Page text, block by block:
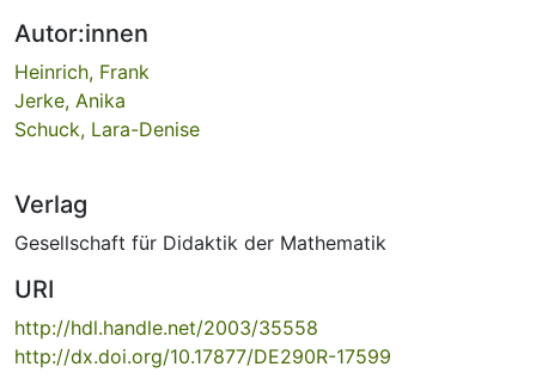
Autor:innen
Heinrich, Frank
Jerke, Anika
Schuck, Lara-Denise
Verlag
Gesellschaft für Didaktik der Mathematik
URI
http://hdl.handle.net/2003/35558
http://dx.doi.org/10.17877/DE290R-17599